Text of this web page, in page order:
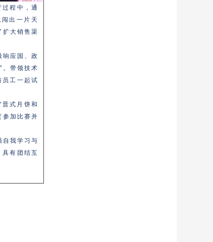
程中，通
出一片天
大销售渠
应国、政
带领技术
工一起试
式月饼和
加比赛并
我学习与
有团结互